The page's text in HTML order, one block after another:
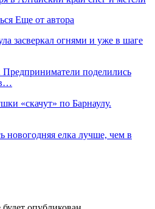
Еще от автора
засверкал огнями и уже в шаге
поделились
в…
«скачут» по Барнаулу.
новогодняя елка лучше, чем в